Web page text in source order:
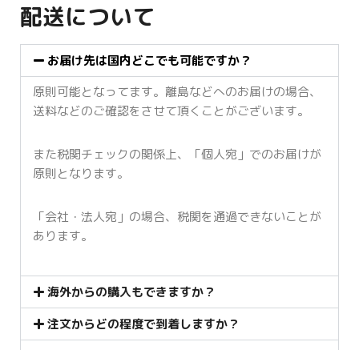
配送について
お届け先は国内どこでも可能ですか？
原則可能となってます。離島などへのお届けの場合、
送料などのご確認をさせて頂くことがございます。
また税関チェックの関係上、「個人宛」でのお届けが
原則となります。
「会社・法人宛」の場合、税関を通過できないことが
あります。
海外からの購入もできますか？
注文からどの程度で到着しますか？